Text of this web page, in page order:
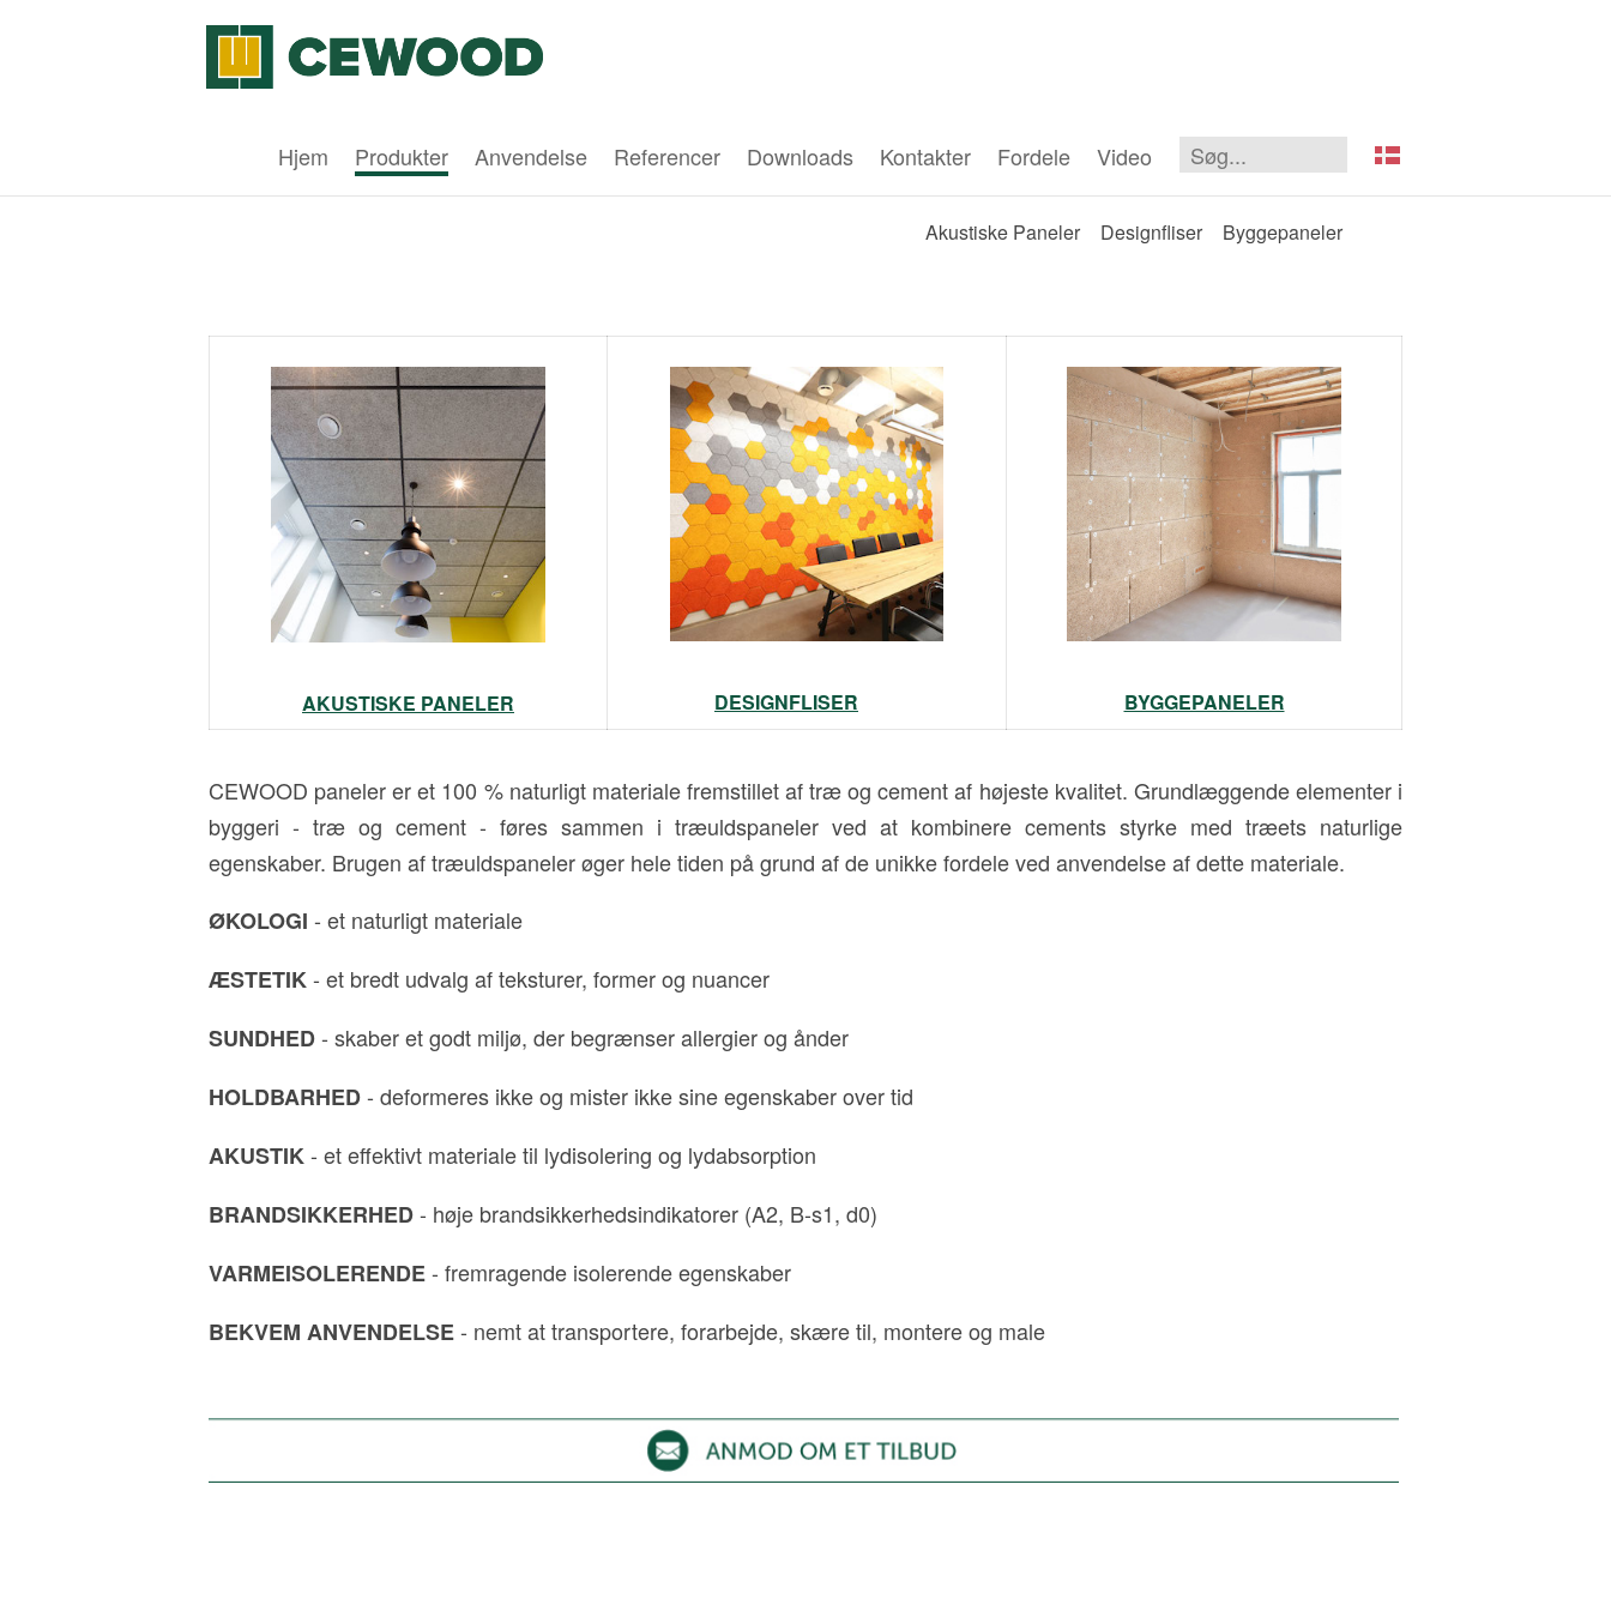
Hjem Produkter Anvendelse Referencer Downloads Kontakter Fordele Video
Akustiske Paneler Designfliser Byggepaneler
AKUSTISKE PANELER DESIGNFLISER BYGGEPANELER
CEWOOD paneler er et 100 % naturligt materiale fremstillet af træ og cement af højeste kvalitet. Grundlæggende elementer i
byggeri - træ og cement - føres sammen i træuldspaneler ved at kombinere cements styrke med træets naturlige
egenskaber. Brugen af træuldspaneler øger hele tiden på grund af de unikke fordele ved anvendelse af dette materiale.
ØKOLOGI - et naturligt materiale
ÆSTETIK- et bredt udvalg af teksturer, former og nuancer
SUNDHED- skaber et godt miljø, der begrænser allergier og ånder
HOLDBARHED- deformeres ikke og mister ikke sine egenskaber over tid
AKUSTIK- et effektivt materiale til lydisolering og lydabsorption
BRANDSIKKERHED- høje brandsikkerhedsindikatorer (A2, B-s1, d0)
VARMEISOLERENDE- fremragende isolerende egenskaber
BEKVEM ANVENDELSE- nemt at transportere, forarbejde, skære til, montere og male